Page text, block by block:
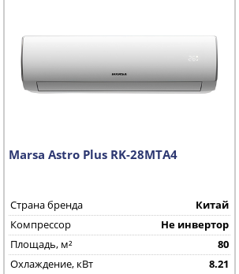
Marsa Astro Plus RK-28MTA4
Страна бренда
Китай
Компрессор
Не инвертор
Площадь, м²
80
Охлаждение, кВт
8.21